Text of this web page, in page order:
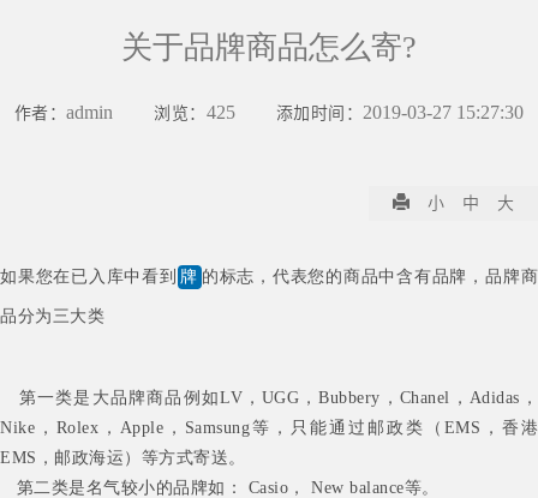
关于品牌商品怎么寄?
作者：admin 浏览： 425 添加时间：2019-03-27 15:27:30
小 中 大
如果您在已入库中看到 牌 的标志，代表您的商品中含有品牌，品牌商
品分为三大类
第一类是大品牌商品 例如LV ， UGG ，Bubbery，Chanel，Adidas，
Nike，Rolex，Apple，Samsung等， 只能通过 邮政类（EMS，香港
EMS，邮政海运）等方式寄送。
第二类是名气较小的品牌如： Casio， New balance等。